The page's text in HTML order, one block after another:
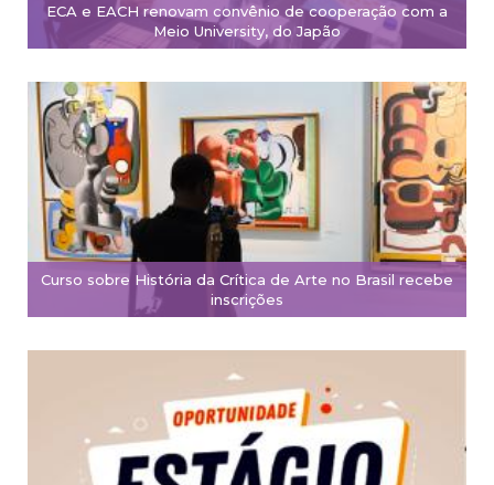
ECA e EACH renovam convênio de cooperação com a
Meio University, do Japão
Curso sobre História da Crítica de Arte no Brasil recebe
inscrições